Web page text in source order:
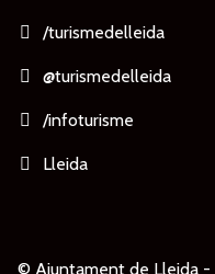
/turismedelleida
@turismedelleida
/infoturisme
Lleida
© Ajuntament de Lleida -